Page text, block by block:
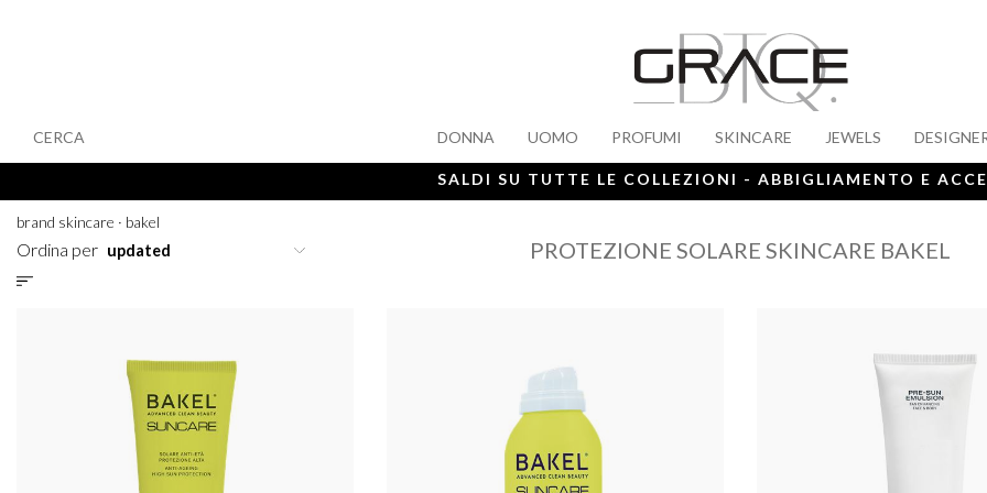
DONNA UOMO PROFUMI SKINCARE JEWELS
CERCA
SALDI SU TUTTE LE COLLEZIONI - ABBIGLIAMENTO E
brand skincare · bakel
Ordina per PROTEZIONE SOLARE SKINCARE BAKEL